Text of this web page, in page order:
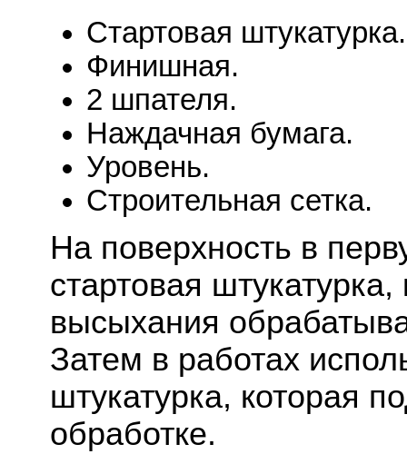
Стартовая штукатурка.
Финишная.
2 шпателя.
Наждачная бумага.
Уровень.
Строительная сетка.
На поверхность в
стартовая
высыхания
Затем в работах
штукатурка, которая
обработке.